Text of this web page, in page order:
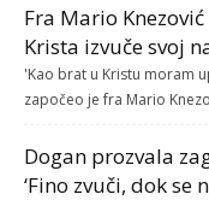
Fra Mario
Krista izvuče svoj
'Kao brat u Kristu moram
započeo je fra Mario
Dogan prozvala
‘Fino zvuči, dok se